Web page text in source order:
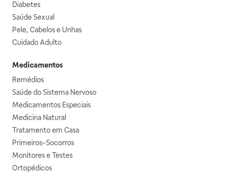
Diabetes
Saúde Sexual
Pele, Cabelos e Unhas
Cuidado Adulto
Medicamentos
Remédios
Saúde do Sistema Nervoso
Medicamentos Especiais
Medicina Natural
Tratamento em Casa
Primeiros-Socorros
Monitores e Testes
Ortopédicos